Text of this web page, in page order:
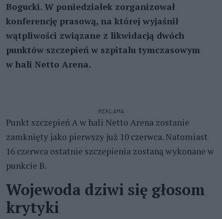
Bogucki. W poniedziałek zorganizował
konferencję prasową, na której wyjaśnił
wątpliwości związane z likwidacją dwóch
punktów szczepień w szpitalu tymczasowym
w hali Netto Arena.
REKLAMA
Punkt szczepień A w hali Netto Arena zostanie
zamknięty jako pierwszy już 10 czerwca. Natomiast
16 czerwca ostatnie szczepienia zostaną wykonane w
punkcie B.
Wojewoda dziwi się głosom
krytyki